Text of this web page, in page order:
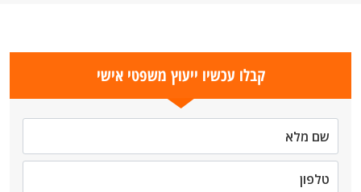
קבלו עכשיו ייעוץ משפטי אישי